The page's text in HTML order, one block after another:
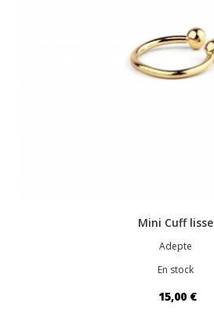
Mini Cuff lisse
Adepte
En stock
15,00 €